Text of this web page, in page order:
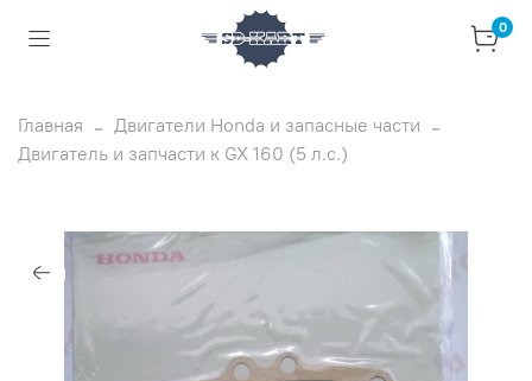
0
Главная
Двигатели Honda и запасные части
Двигатель и запчасти к GX 160 (5 л.с.)